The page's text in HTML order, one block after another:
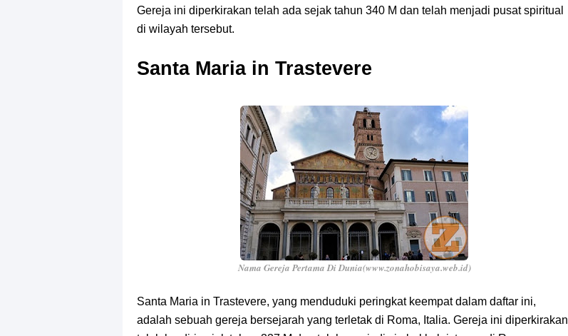
Gereja ini diperkirakan telah ada sejak tahun 340 M dan telah menjadi pusat spiritual
di wilayah tersebut.
Santa Maria in Trastevere
Nama Gereja Pertama Di Dunia(www.zonahobisaya.web.id)
Santa Maria in Trastevere, yang menduduki peringkat keempat dalam daftar ini,
adalah sebuah gereja bersejarah yang terletak di Roma, Italia. Gereja ini diperkirakan